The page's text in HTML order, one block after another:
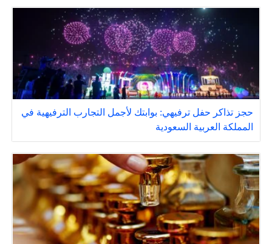
حجز تذاكر حفل ترفيهي: بوابتك لأجمل التجارب الترفيهية في
المملكة العربية السعودية